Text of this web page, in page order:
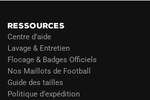
RESSOURCES
Centre d’aide
Lavage & Entretien
Flocage & Badges Officiels
Nos Maillots de Football
Guide des tailles
Politique d’expédition